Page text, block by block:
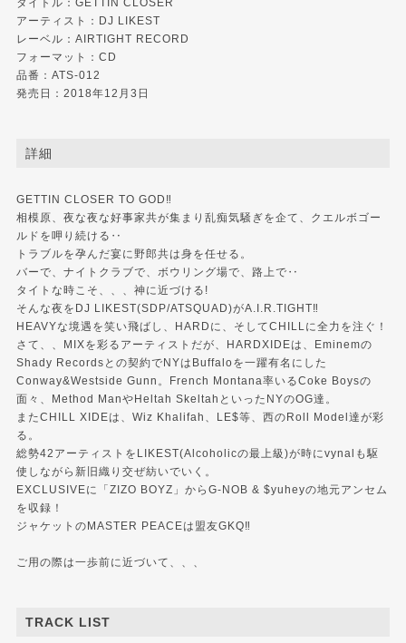
タイトル：GETTIN CLOSER
アーティスト：DJ LIKEST
レーベル：AIRTIGHT RECORD
フォーマット：CD
品番：ATS-012
発売日：2018年12月3日
詳細
GETTIN CLOSER TO GOD‼︎
相模原、夜な夜な好事家共が集まり乱痴気騒ぎを企て、クエルボゴー
ルドを呷り続ける‥
トラブルを孕んだ宴に野郎共は身を任せる。
バーで、ナイトクラブで、ボウリング場で、路上で‥
タイトな時こそ、、、神に近づける!
そんな夜をDJ LIKEST(SDP/ATSQUAD)がA.I.R.TIGHT‼︎
HEAVYな境遇を笑い飛ばし、HARDに、そしてCHILLに全力を注ぐ！
さて、、MIXを彩るアーティストだが、HARDXIDEは、Eminemの
Shady Recordsとの契約でNYはBuffaloを一躍有名にした
Conway&Westside Gunn。French Montana率いるCoke Boysの
面々、Method ManやHeltah SkeltahといったNYのOG達。
またCHILL XIDEは、Wiz Khalifah、LE$等、西のRoll Model達が彩
る。
総勢42アーティストをLIKEST(Alcoholicの最上級)が時にvynalも駆
使しながら新旧織り交ぜ紡いでいく。
EXCLUSIVEに「ZIZO BOYZ」からG-NOB & $yuheyの地元アンセム
を収録！
ジャケットのMASTER PEACEは盟友GKQ‼︎
ご用の際は一歩前に近づいて、、、
TRACK LIST